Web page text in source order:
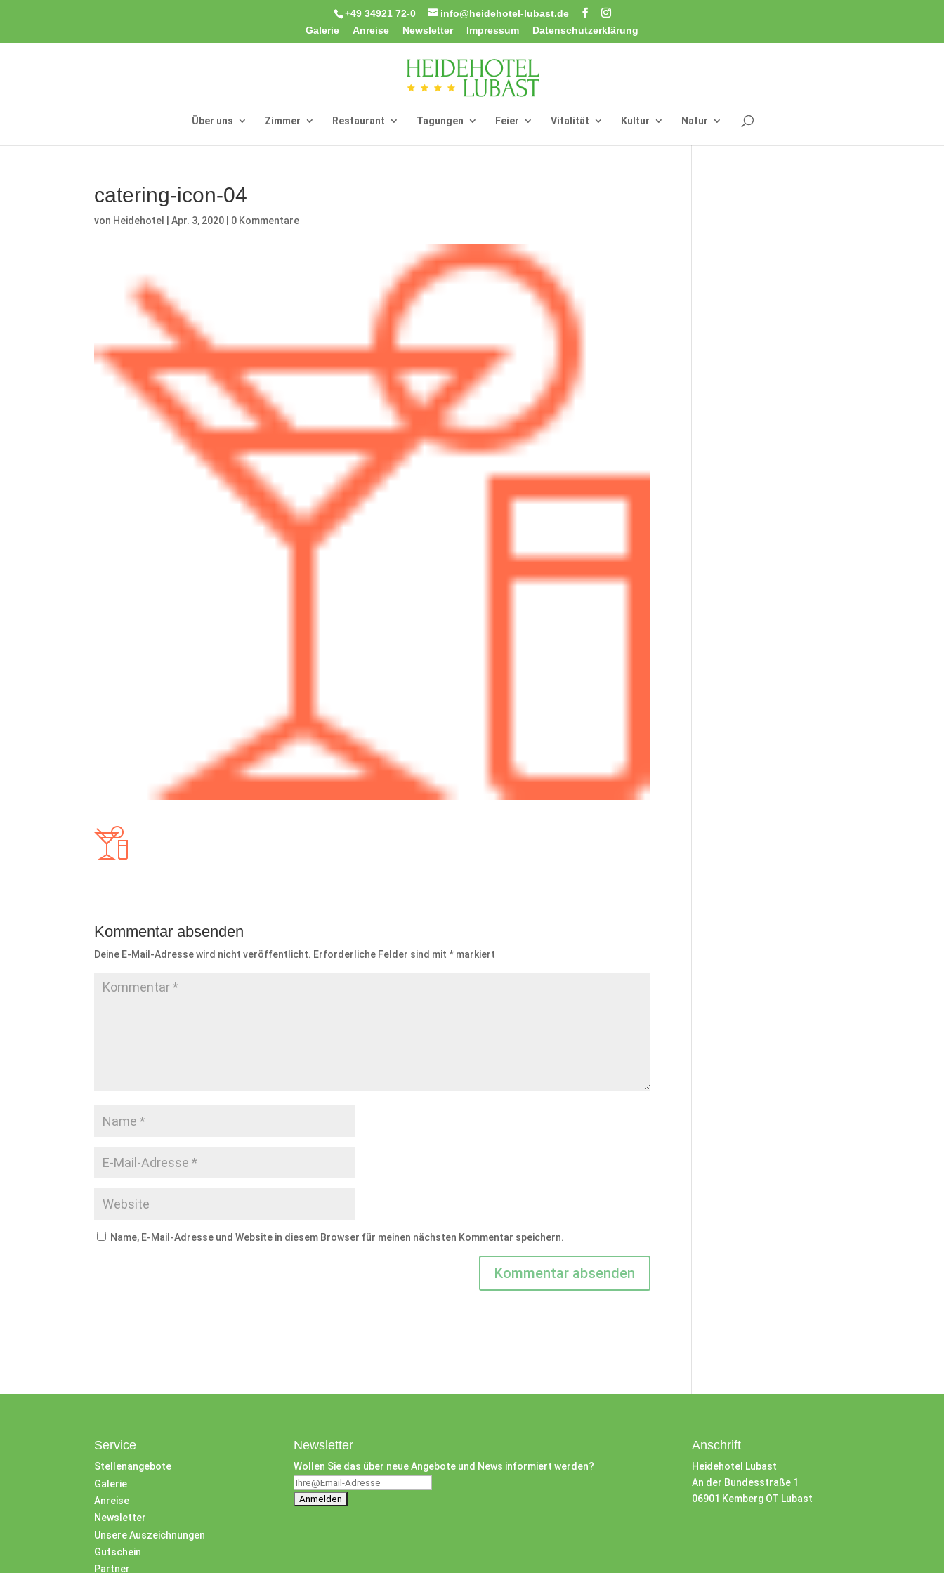
+49 34921 72-0
info@heidehotel-lubast.de
Galerie
Anreise Newsletter Impressum Datenschutzerklärung
Über uns Zimmer Restaurant Tagungen Feier Vitalität Kultur Natur
catering-icon-04
von Heidehotel |Apr. 3, 2020 0 Kommentare
Kommentar absenden
Deine E-Mail-Adresse wird nicht veröffentlicht. Erforderliche Felder sind mit* markiert
Name, E-Mail-Adresse und Website in diesem Browser für meinen nächsten Kommentar speichern.
Service
Stellenangebote
Galerie
Anreise
Newsletter
Unsere Auszeichnungen
Gutschein
Partner
Newsletter
Wollen Sie das über neue Angebote und News informiert werden?
Anschrift
Heidehotel Lubast
An der Bundesstraße 1
06901 Kemberg OT Lubast